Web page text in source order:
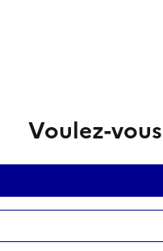
Voulez-